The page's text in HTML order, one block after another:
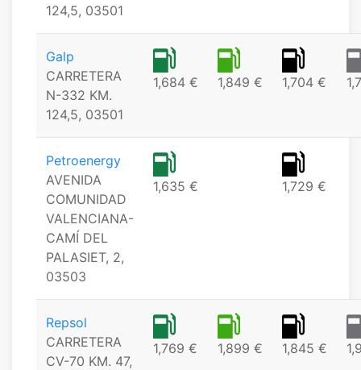
124,5, 03501
Galp
CARRETERA
N-332 KM.
124,5, 03501
1,684 € 1,849 € 1,704 €
Petroenergy
AVENIDA
COMUNIDAD
VALENCIANA-
CAMÍ DEL
PALASIET, 2,
03503
1,635 € 1,729 €
Repsol
CARRETERA
CV-70 KM. 47,
1,769 € 1,899 € 1,845 €